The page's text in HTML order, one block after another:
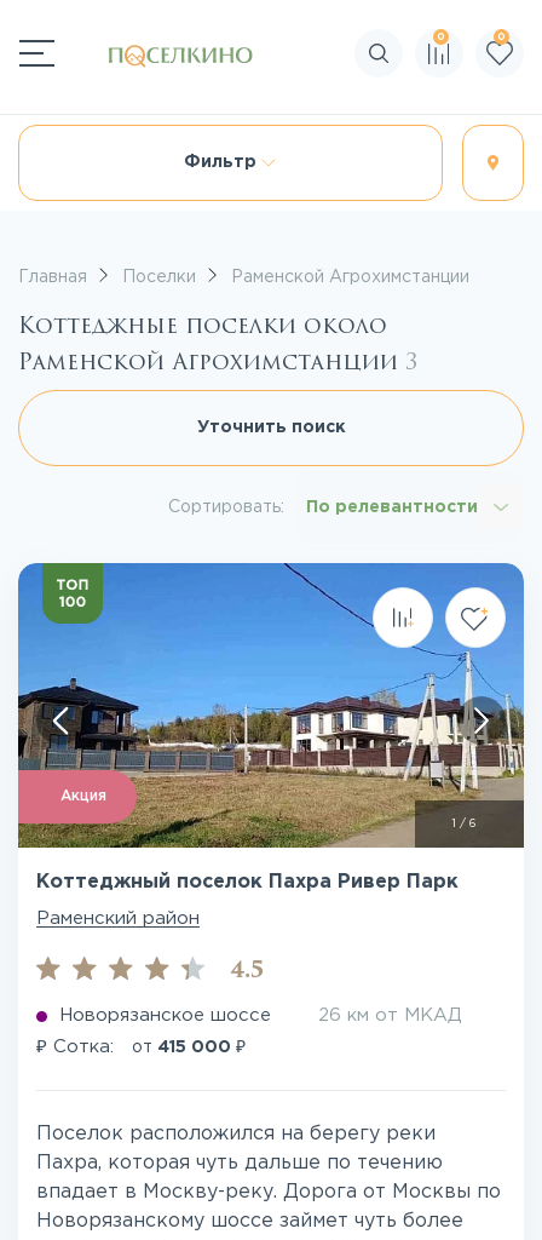
Поиск по сайту
0 0
Фильтр
Главная Поселки Раменской Агрохимстанции
Коттеджные поселки около
Раменской Агрохимстанции 3
Уточнить поиск
Сортировать: По релевантности
Акция
/ 6
Коттеджный поселок Пахра Ривер Парк
Раменский район
4.5
Новорязанское шоссе 26 км от МКАД
₽ Сотка: от 415 000 ₽
Поселок расположился на берегу реки
Пахра, которая чуть дальше по течению
впадает в Москву-реку. Дорога от Москвы по
Новорязанскому шоссе займет чуть более